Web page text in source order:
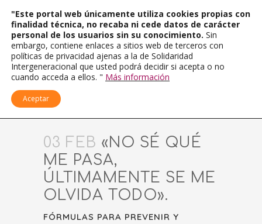
03 FEB «NO SÉ QUÉ
ME PASA,
ÚLTIMAMENTE SE ME
OLVIDA TODO».
FÓRMULAS PARA PREVENIR Y
"Este portal web únicamente utiliza cookies propias con
finalidad técnica, no recaba ni cede datos de carácter
personal de los usuarios sin su conocimiento. Sin
embargo, contiene enlaces a sitios web de terceros con
políticas de privacidad ajenas a la de Solidaridad
Intergeneracional que usted podrá decidir si acepta o no
cuando acceda a ellos. " Más información
Aceptar